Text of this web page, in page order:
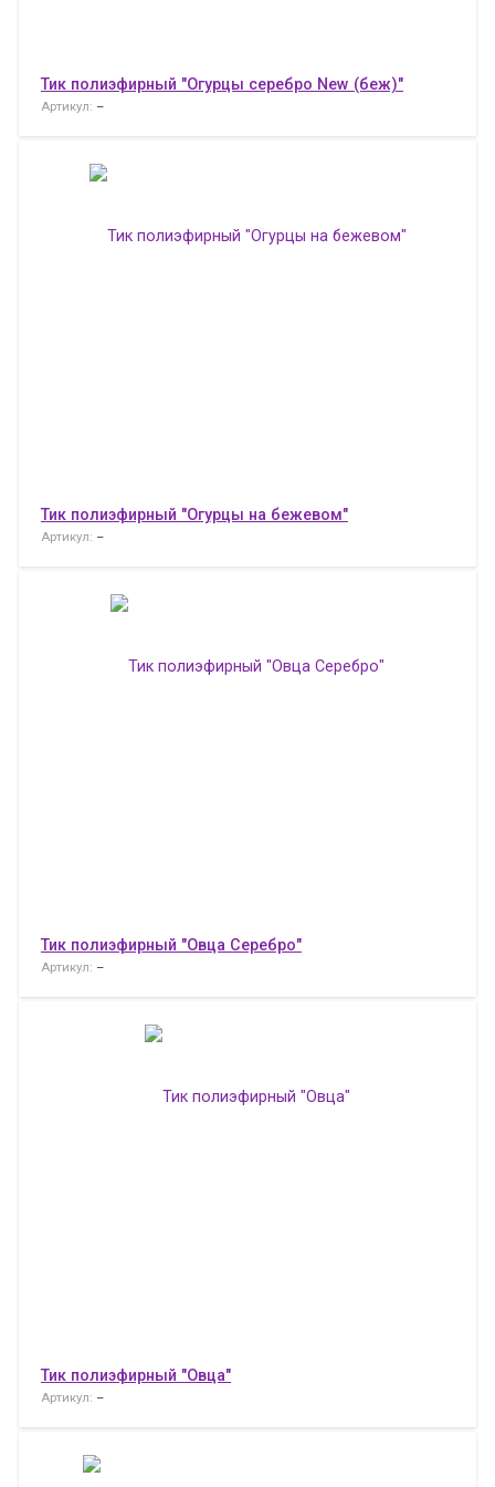
Тик полиэфирный "Огурцы серебро New (беж)"
Артикул: –
Тик полиэфирный "Огурцы на бежевом"
Артикул: –
Тик полиэфирный "Овца Серебро"
Артикул: –
Тик полиэфирный "Овца"
Артикул: –